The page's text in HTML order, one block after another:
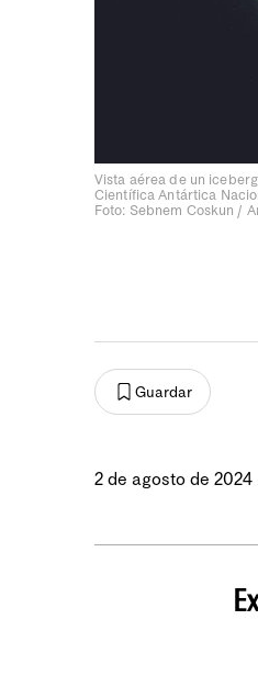
Vista aérea de un
Científica Antártica
Foto: Sebnem Coskun /
Guardar
2 de agosto de 2024